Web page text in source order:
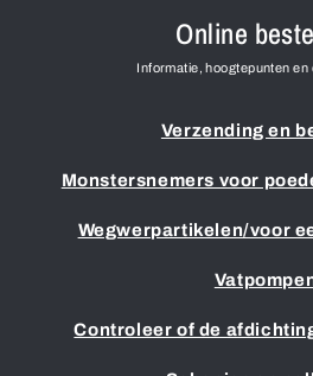
Online
Informatie, hoogtepunten en
Verzending en
Monstersnemers voor
Wegwerpartikelen/voor
Controleer of de